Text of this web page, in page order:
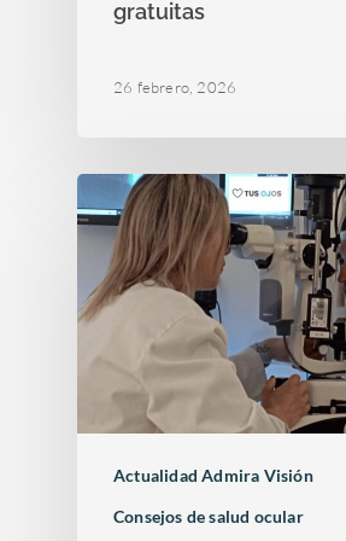
gratuitas
26 febrero, 2026
Actualidad Admira Visión
Consejos de salud ocular